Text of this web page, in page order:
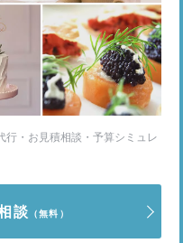
行・お見積相談・予算シミュレ
談 （無料）